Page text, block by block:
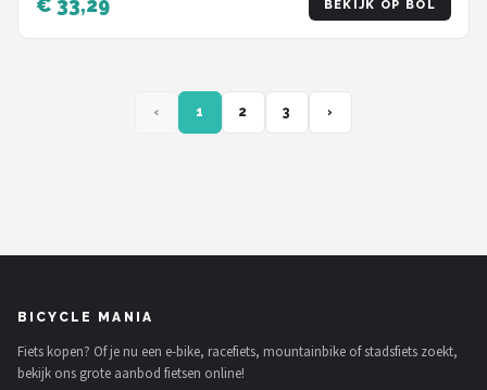
– 100g
€ 33,29 BEKIJK OP BOL
‹ 1 2 3 ›
BICYCLE MANIA
Fiets kopen? Of je nu een e-bike, racefiets, mountainbike of stadsfiets zoekt,
bekijk ons grote aanbod fietsen online!